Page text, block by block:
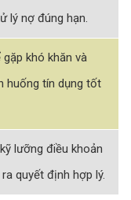
lý nợ đúng hạn.
khó khăn và
huống tín dụng tốt
lưỡng điều khoản
quyết định hợp lý.